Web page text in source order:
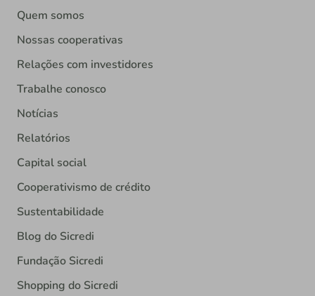
Quem somos
Nossas cooperativas
Relações com investidores
Trabalhe conosco
Notícias
Relatórios
Capital social
Cooperativismo de crédito
Sustentabilidade
Blog do Sicredi
Fundação Sicredi
Shopping do Sicredi